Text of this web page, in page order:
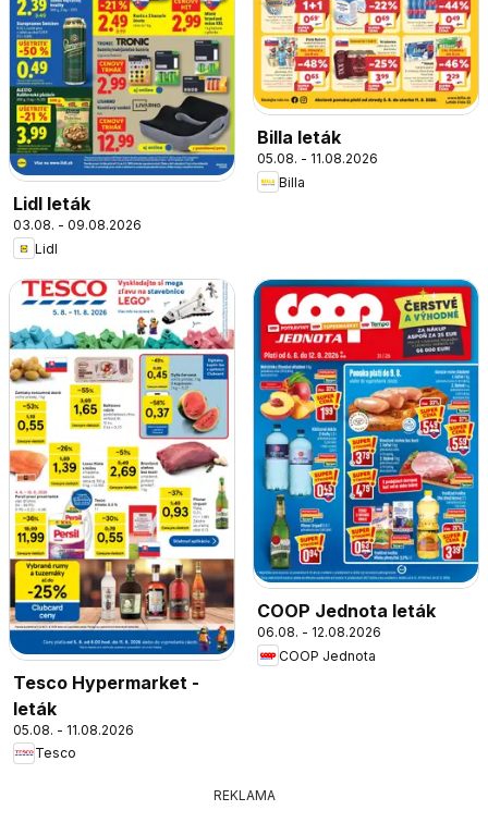
Lidl leták
03.08. - 09.08.2026
Lidl
Billa leták
05.08. - 11.08.2026
Billa
Tesco Hypermarket -
leták
05.08. - 11.08.2026
Tesco
COOP Jednota leták
06.08. - 12.08.2026
COOP Jednota
REKLAMA